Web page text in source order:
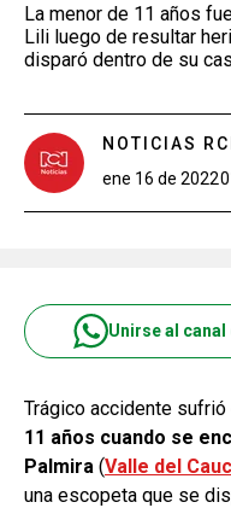
La menor de 11 años
Lili luego de resultar
disparó dentro de su
NOTICIAS
ene 16 de 2022
Unirse al canal
Trágico accidente
11 años cuando se
Palmira (Valle del
una escopeta que se